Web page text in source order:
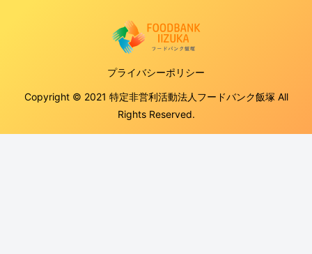
プライバシーポリシー
Copyright © 2021 特定非営利活動法人フードバンク飯塚 All
Rights Reserved.